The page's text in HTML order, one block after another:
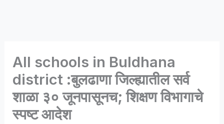
All schools in Buldhana
district :बुलढाणा जिल्ह्यातील सर्व
शाळा ३० जूनपासूनच; शिक्षण विभागाचे
स्पष्ट आदेश